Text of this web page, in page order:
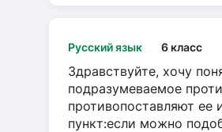
Русский язык 6 класс
Здравствуйте, хочу
подразумеваемое
противопоставляют ее
пункт:если можно